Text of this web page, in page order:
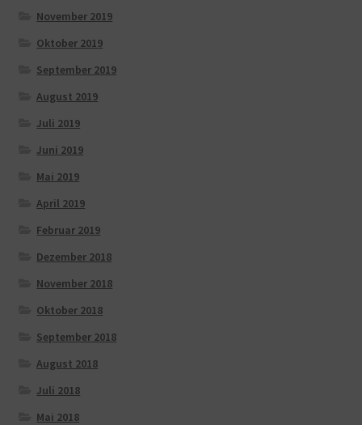
November 2019
Oktober 2019
September 2019
August 2019
Juli 2019
Juni 2019
Mai 2019
April 2019
Februar 2019
Dezember 2018
November 2018
Oktober 2018
September 2018
August 2018
Juli 2018
Mai 2018